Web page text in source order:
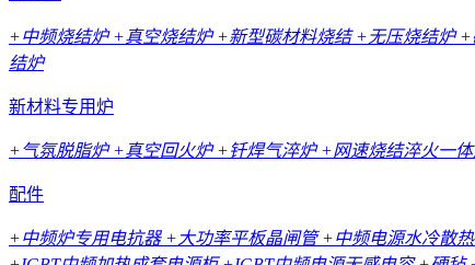
+中频烧结炉+真空烧结炉+新型碳材料烧结+无压烧结炉+
结炉
新材料专用炉
+气氛脱脂炉+真空回火炉+钎焊气淬炉+网速烧结淬火一
配件
+中频炉专用电抗器 +大功率平板晶闸管+中频电源水冷散